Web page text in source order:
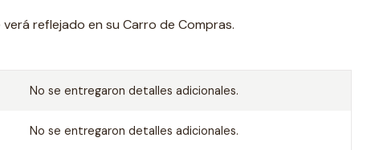
reflejado en su Carro de Compras.
No se entregaron detalles adicionales.
No se entregaron detalles adicionales.